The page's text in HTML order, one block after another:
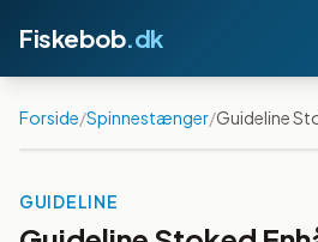
Fiskebob.dk
Forside/Spinnestænger/Guideline
GUIDELINE